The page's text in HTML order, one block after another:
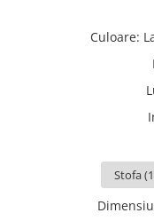
Culoare: